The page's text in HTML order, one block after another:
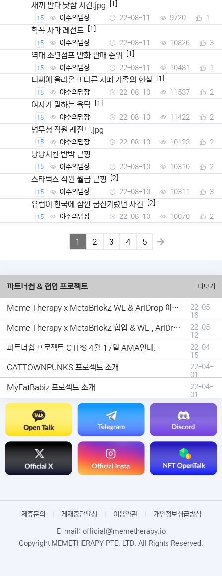
새끼 판다 낮잠 시간.jpg [1]
15 야수의밈장 22-08-11 9720 1
학폭 사과 레전드 [1]
15 야수의밈장 22-08-11 10826 3
역대 소년점프 만화 판매 순위 [1]
15 야수의밈장 22-08-11 10481 1
디씨에 올라온 또다른 자폐 가족의 현실 [1]
15 야수의밈장 22-08-10 11537 2
여자가 말하는 육덕 [1]
15 야수의밈장 22-08-10 11422 2
병무청 직원 레전드.jpg
15 야수의밈장 22-08-10 10123 2
당당치킨 반박 근황
15 야수의밈장 22-08-10 10310 2
스타벅스 직원 월급 근황 [2]
15 야수의밈장 22-08-10 10311 3
유럽이 한국에 잠깐 굽신거렸던 사건 [2]
15 야수의밈장 22-08-10 10070 2
1 2 3 4 5
파트너쉽 & 협업 프로젝트 더보기
Meme Therapy x MetaBrickZ WL & AriDrop 이벤트 결과안내!
22-05-
16
Meme Therapy x MetaBrickZ 협업 & WL , AriDrop 이벤트 안내
22-05-
12
파트너쉽 프로젝트 CTPS 4월 17일 AMA안내.
22-04-
15
CATTOWNPUNKS 프로젝트 소개
22-04-
01
MyFatBabiz 프로젝트 소개
22-04-
01
제휴문의 게재중단요청 이용약관 개인정보취급방침
E-mail: official@memetherapy.io
Copyright MEMETHERAPY PTE. LTD. All Rights Reserved.